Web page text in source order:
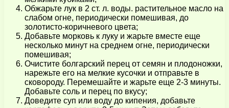
Обжарьте лук в 2 ст. л. воды. растительное масло на
слабом огне, периодически помешивая, до
золотисто-коричневого цвета;
Добавьте морковь к луку и жарьте вместе еще
несколько минут на среднем огне, периодически
помешивая;
Очистите болгарский перец от семян и плодоножки,
нарежьте его на мелкие кусочки и отправьте в
сковороду. Перемешайте и жарьте еще 2-3 минуты.
Добавьте соль и перец по вкусу;
Доведите суп или воду до кипения, добавьте